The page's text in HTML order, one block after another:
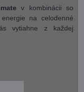
v kombinácii so
na celodenné
vytiahne z každej